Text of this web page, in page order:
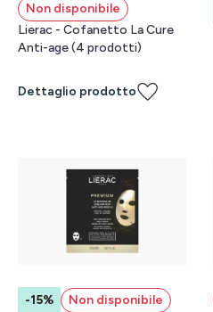
Non disponibile
Lierac - Cofanetto La Cure
Anti-age (4 prodotti)
Dettaglio prodotto
-15%
Non disponibile